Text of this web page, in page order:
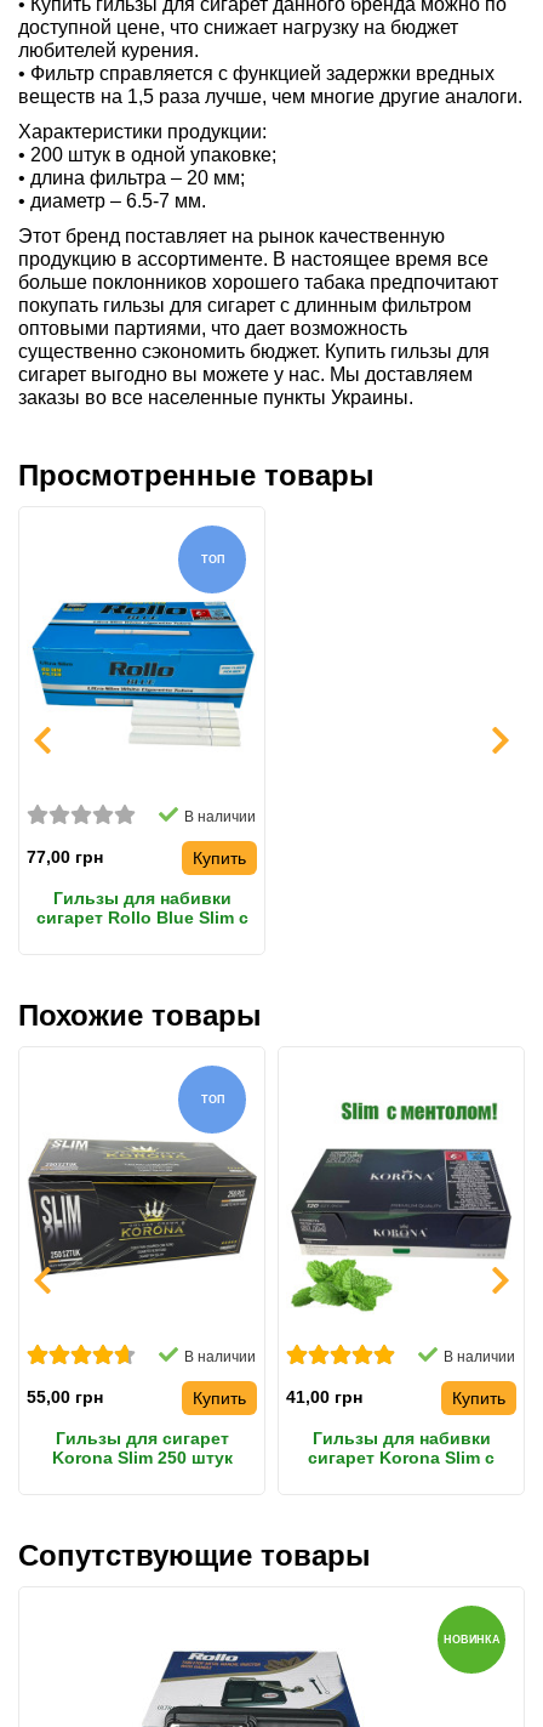
• Купить гильзы для сигарет данного бренда можно по
доступной цене, что снижает нагрузку на бюджет
любителей курения.
• Фильтр справляется с функцией задержки вредных
веществ на 1,5 раза лучше, чем многие другие аналоги.
Характеристики продукции:
• 200 штук в одной упаковке;
• длина фильтра – 20 мм;
• диаметр – 6.5-7 мм.
Этот бренд поставляет на рынок качественную
продукцию в ассортименте. В настоящее время все
больше поклонников хорошего табака предпочитают
покупать гильзы для сигарет с длинным фильтром
оптовыми партиями, что дает возможность
существенно сэкономить бюджет. Купить гильзы для
сигарет выгодно вы можете у нас. Мы доставляем
заказы во все населенные пункты Украины.
Просмотренные товары
ТОП
В наличии
77,00 грн Купить
Гильзы для набивки
сигарет Rollo Blue Slim с
Похожие товары
ТОП
В наличии
55,00 грн Купить
Гильзы для сигарет
Korona Slim 250 штук
В наличии
41,00 грн Купить
Гильзы для набивки
сигарет Korona Slim с
Сопутствующие товары
НОВИНКА